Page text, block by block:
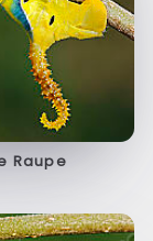
Raupe